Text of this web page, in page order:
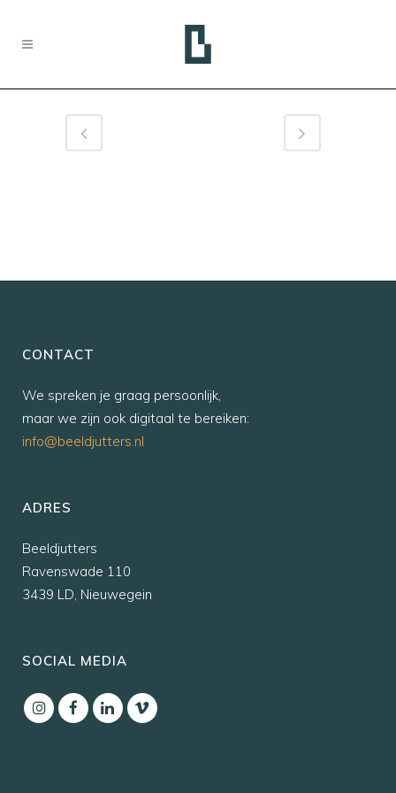
CONTACT
We spreken je graag persoonlijk,
maar we zijn ook digitaal te bereiken:
info@beeldjutters.nl
ADRES
Beeldjutters
Ravenswade 110
3439 LD, Nieuwegein
SOCIAL MEDIA